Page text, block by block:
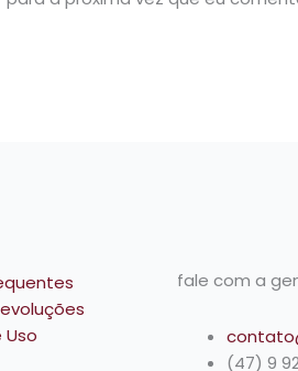
Uso
fale com a
(47) 9